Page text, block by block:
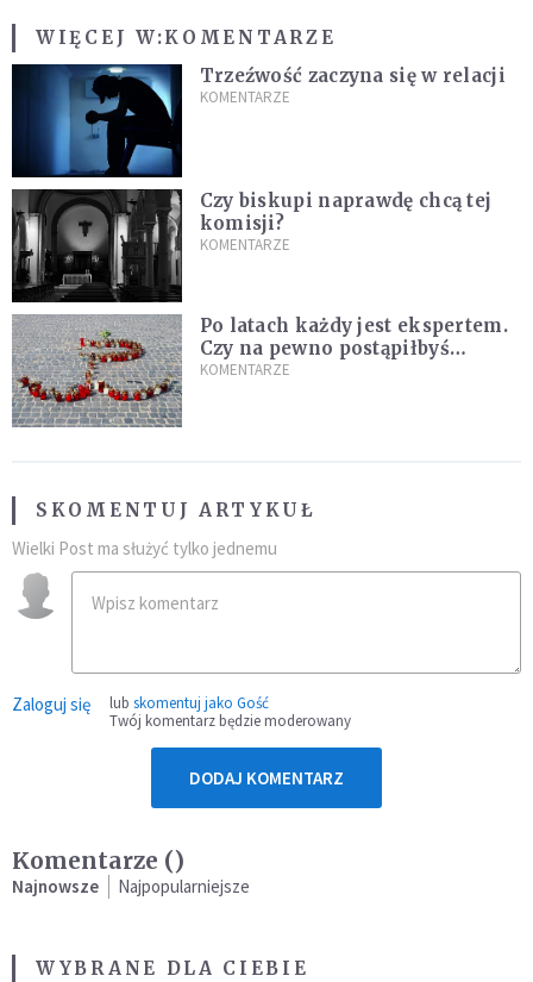
WIĘCEJ W:KOMENTARZE
Trzeźwość zaczyna się w relacji
KOMENTARZE
Czy biskupi naprawdę chcą tej
komisji?
KOMENTARZE
Po latach każdy jest ekspertem.
Czy na pewno postąpiłbyś
inaczej?
KOMENTARZE
SKOMENTUJ ARTYKUŁ
Wielki Post ma służyć tylko jednemu
Zaloguj się lub skomentuj jako Gość
Twój komentarz będzie moderowany
DODAJ KOMENTARZ
Komentarze ()
Najnowsze Najpopularniejsze
WYBRANE DLA CIEBIE